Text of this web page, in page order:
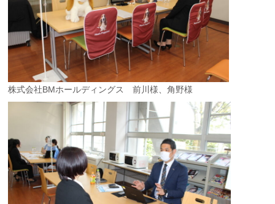
株式会社BMホールディングス 前川様、角野様